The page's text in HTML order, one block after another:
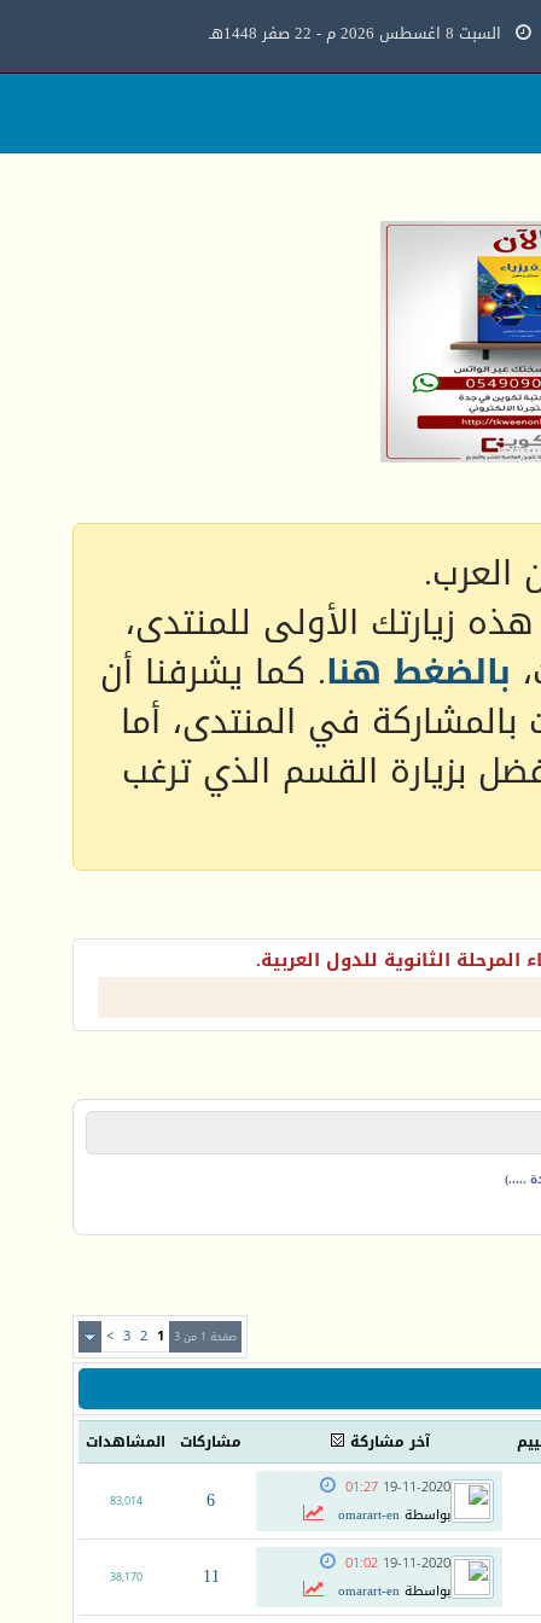
السبت 8 اغسطس 2026 م - 22 صفر 1448هـ
العرب.
زيارتك الأولى للمنتدى،
بالضغط هنا. كما يشرفنا أن
بالمشاركة في المنتدى، أما
بزيارة القسم الذي ترغب
المرحلة الثانوية للدول العربية.
.....)
صفحة 1 من 3 1
2
3
>
آخر مشاركة مشاركات المشاهدات
19-11-2020
01:27
بواسطةomarart-en
6
83,014
19-11-2020
01:02
بواسطةomarart-en
11
38,170